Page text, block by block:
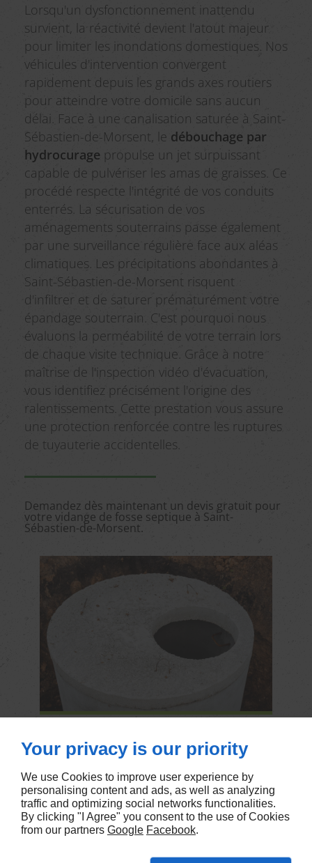
Lorsqu'un dysfonctionnement inattendu
survient, la réactivité devient l'atout majeur
pour limiter les inondations domestiques. Nos
véhicules d'intervention convergent
rapidement depuis les grands axes routiers
pour atteindre votre domicile sans aucun
délai. Face à une canalisation saturée à Saint-
Sébastien-de-Morsent, le débouchage par
hydrocurage propulse un jet surpuissant
capable de pulvériser les amas de graisses. Ce
procédé respecte l'intégrité de vos conduits
enterrés. La sécurisation de vos
aménagements souterrains passe également
par une surveillance régulière face aux aléas
climatiques. Les précipitations abondantes à
Saint-Sébastien-de-Morsent risquent
d'infiltrer et de saturer prématurément votre
épandage souterrain. C'est pourquoi nous
évaluons la perméabilité de votre terrain lors
de chaque visite technique. Grâce à notre
maîtrise de l'inspection vidéo d'évacuation,
vous identifiez précisément l'origine des
ralentissements. Cette prestation vous assure
une protection renforcée contre les ruptures
de tuyauterie accidentelles.
Demandez dès maintenant un devis gratuit pour
votre vidange de fosse septique à Saint-
Sébastien-de-Morsent.
Agence Digitale Linkeo
65 Allée Du Mont Planté27190
09 74 56 50 99
Your privacy is our priority
We use Cookies to improve user experience by
personalising content and ads, as well as analyzing
traffic and optimizing social networks functionalities.
By clicking "I Agree" you consent to the use of Cookies
from our partners Google Facebook.